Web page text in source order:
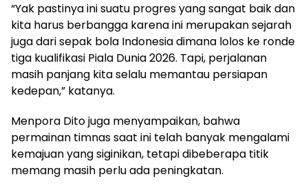
“Yak pastinya ini suatu progres yang sangat baik dan
kita harus berbangga karena ini merupakan sejarah
juga dari sepak bola Indonesia dimana lolos ke ronde
tiga kualifikasi Piala Dunia 2026. Tapi, perjalanan
masih panjang kita selalu memantau persiapan
kedepan,” katanya.
Menpora Dito juga menyampaikan, bahwa
permainan timnas saat ini telah banyak mengalami
kemajuan yang siginikan, tetapi dibeberapa titik
memang masih perlu ada peningkatan.